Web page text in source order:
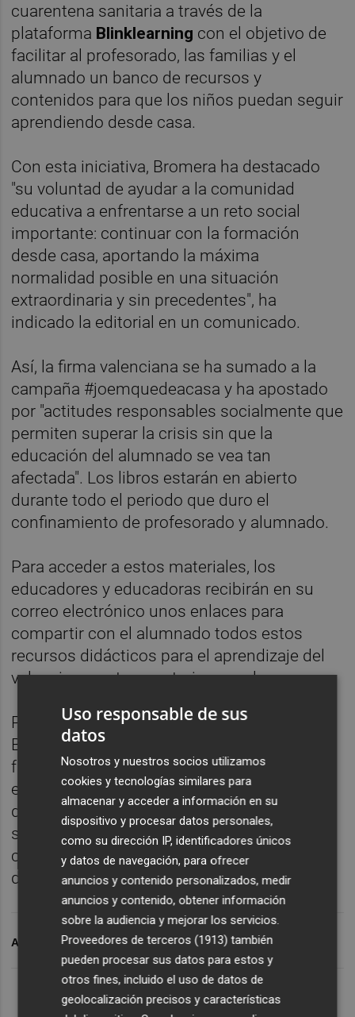
cuarentena sanitaria a través de la
plataforma Blinklearning con el objetivo de
facilitar al profesorado, las familias y el
alumnado un banco de recursos y
contenidos para que los niños puedan seguir
aprendiendo desde casa.
Con esta iniciativa, Bromera ha destacado
"su voluntad de ayudar a la comunidad
educativa a enfrentarse a un reto social
importante: continuar con la formación
desde casa, aportando la máxima
normalidad posible en una situación
extraordinaria y sin precedentes", ha
indicado la editorial en un comunicado.
Así, la firma valenciana se ha sumado a la
campaña #joemquedeacasa y ha apostado
por "actitudes responsables socialmente que
permiten superar la crisis sin que la
educación del alumnado se vea tan
afectada". Los libros estarán en abierto
durante todo el periodo que duro el
confinamiento de profesorado y alumnado.
Para acceder a estos materiales, los
educadores y educadoras recibirán en su
correo electrónico unos enlaces para
compartir con el alumnado todos estos
recursos didácticos para el aprendizaje del
valenciano y otras materias escolares.
Por otro lado, en el portal del profesorado,
Bromera mantendrá al alcance de las
familias y el profesorado otros materiales
educativos complementarios (atención a la
diversidad, guías didácticas, recursos
sonoros, entre otros), para facilitar la
continuidad de las actividades docentes
desde casa.
ARCHIVADO EN BROMERA
Uso responsable de sus
datos
Nosotros y nuestros socios utilizamos
cookies y tecnologías similares para
almacenar y acceder a información en su
dispositivo y procesar datos personales,
como su dirección IP, identificadores únicos
y datos de navegación, para ofrecer
anuncios y contenido personalizados, medir
anuncios y contenido, obtener información
sobre la audiencia y mejorar los servicios.
Proveedores de terceros (1913) también
pueden procesar sus datos para estos y
otros fines, incluido el uso de datos de
geolocalización precisos y características